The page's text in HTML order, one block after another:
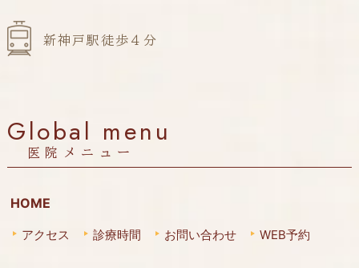
新神戸駅徒歩４分
Global menu
医院メニュー
HOME
アクセス 診療時間 お問い合わせ WEB予約